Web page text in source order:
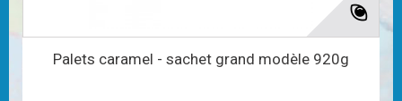
Palets caramel - sachet grand modèle 920g